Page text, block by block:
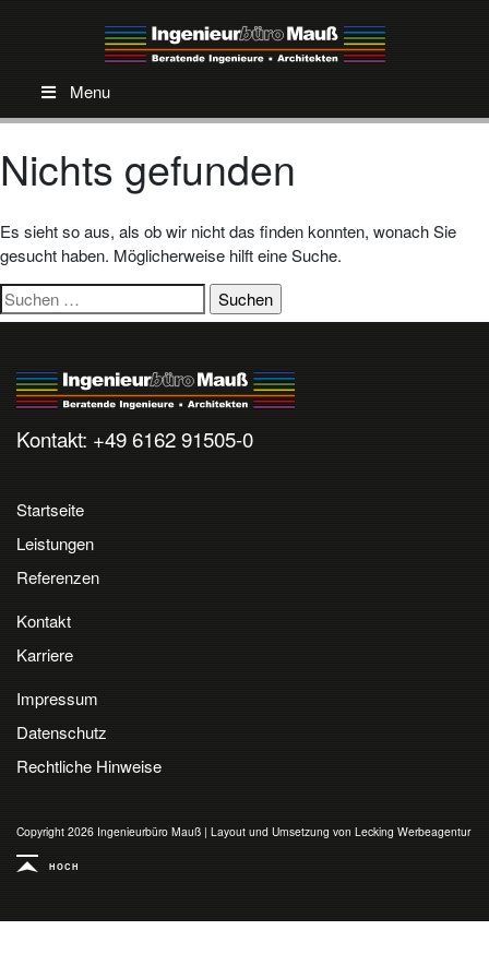
Menu
Nichts gefunden
Es sieht so aus, als ob wir nicht das finden konnten, wonach Sie
gesucht haben. Möglicherweise hilft eine Suche.
Suchen
nach:
Kontakt: +49 6162 91505-0
Startseite
Leistungen
Referenzen
Kontakt
Karriere
Impressum
Datenschutz
Rechtliche Hinweise
Copyright 2026 Ingenieurbüro Mauß | Layout und Umsetzung von Lecking Werbeagentur
HOCH